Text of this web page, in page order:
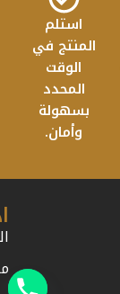
استلم
المنتج في
الوقت
المحدد
بسهولة
وأمان.